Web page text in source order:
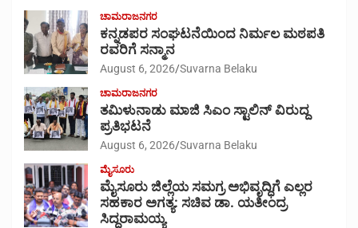
ಚಾಮರಾಜನಗರ
ಕನ್ನಡಪರ ಸಂಘಟನೆಯಿಂದ ನಿರ್ಮಲ ಮಠಪತಿ
ರವರಿಗೆ ಸನ್ಮಾನ
August 6, 2026 Suvarna Belaku
ಚಾಮರಾಜನಗರ
ತಮಿಳುನಾಡು ಮಾಜಿ ಸಿಎಂ ಸ್ಟಾಲಿನ್ ವಿರುದ್ದ
ಪ್ರತಿಭಟನೆ
August 6, 2026 Suvarna Belaku
ಮೈಸೂರು
ಮೈಸೂರು ಜಿಲ್ಲೆಯ ಸಮಗ್ರ ಅಭಿವೃದ್ಧಿಗೆ ಎಲ್ಲರ
ಸಹಕಾರ ಅಗತ್ಯ: ಸಚಿವ ಡಾ. ಯತೀಂದ್ರ
ಸಿದ್ದರಾಮಯ್ಯ